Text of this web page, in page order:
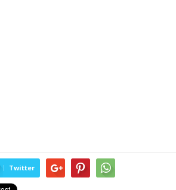
Twitter